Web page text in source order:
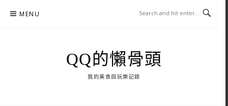
MENU
QQ的懶骨頭
我的美食與玩樂記錄